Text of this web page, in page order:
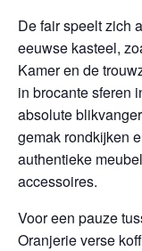
De fair speelt zich
eeuwse kasteel,
Kamer en de
in brocante sferen
absolute
gemak rondkijken
authentieke
accessoires.
Voor een pauze
Oranjerie verse